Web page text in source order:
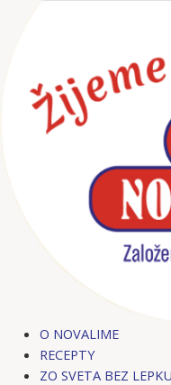
O NOVALIME
RECEPTY
ZO SVETA BEZ LEPKU